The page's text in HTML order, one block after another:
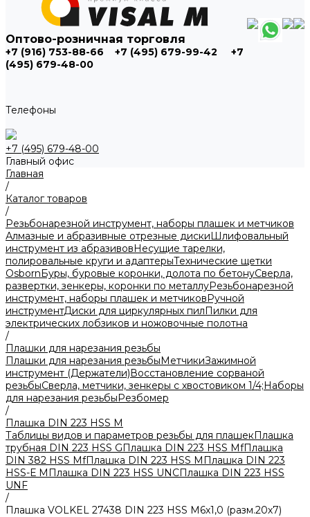
Оптово-розничная торговля
+7 (916) 753-88-66 +7 (495) 679-99-42
+7
(495) 679-48-00
Телефоны
+7 (495) 679-48-00
Главный офис
Главная
/
Каталог товаров
/
Резьбонарезной инструмент, наборы плашек и метчиков
Алмазные и абразивные отрезные дискиШлифовальный
инструмент из абразивовНесущие тарелки,
полировальные круги и адаптерыТехнические щетки
OsbornБуры, буровые коронки, долота по бетонуСверла,
развертки, зенкеры, коронки по металлуРезьбонарезной
инструмент, наборы плашек и метчиковРучной
инструментДиски для циркулярных пилПилки для
электрических лобзиков и ножовочные полотна
/
Плашки для нарезания резьбы
Плашки для нарезания резьбыМетчикиЗажимной
инструмент (Держатели)Восстановление сорваной
резьбыСверла, метчики, зенкеры с хвостовиком 1/4;Наборы
для нарезания резьбыРезбомер
/
Плашка DIN 223 HSS M
Таблицы видов и параметров резьбы для плашекПлашка
трубная DIN 223 HSS GПлашка DIN 223 HSS MfПлашка
DIN 382 HSS MfПлашка DIN 223 HSS MПлашка DIN 223
HSS-Е MПлашка DIN 223 HSS UNCПлашка DIN 223 HSS
UNF
/
Плашка VOLKEL 27438 DIN 223 HSS M6x1,0 (разм.20х7)